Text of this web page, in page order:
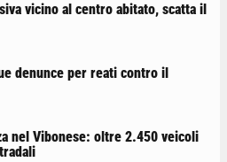
vicino al centro abitato, scatta il
denunce per reati contro il
nel Vibonese: oltre 2.450 veicoli